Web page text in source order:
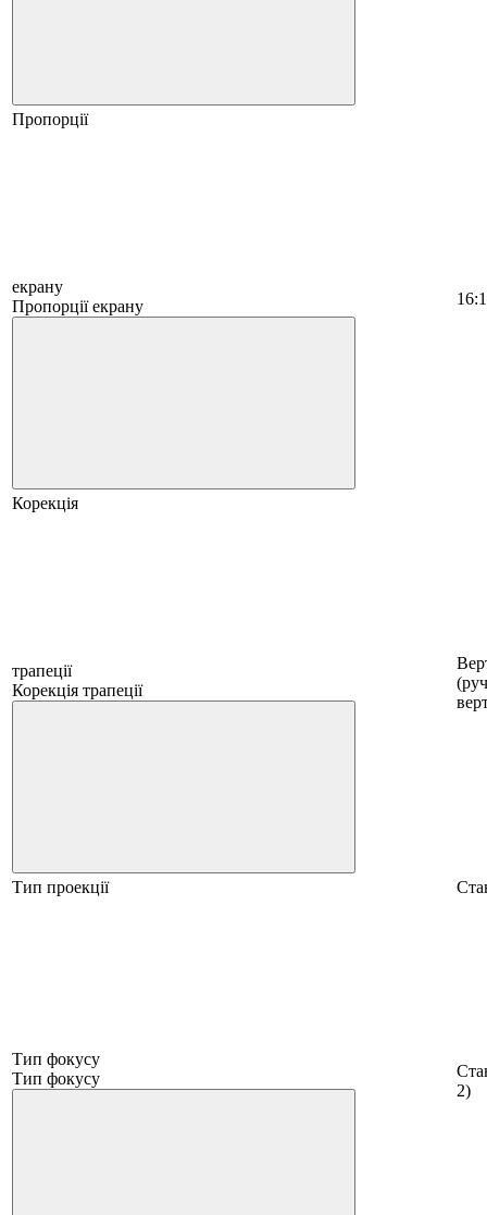
Пропорції
екрану
Пропорції екрану
Корекція
трапеції
Корекція трапеції
Тип проекції
Тип фокусу
Тип фокусу
2)